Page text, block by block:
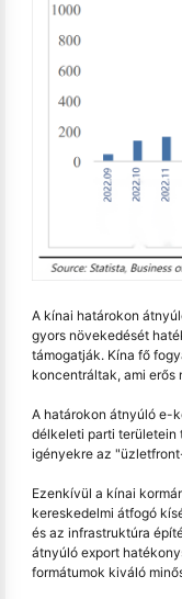
A kínai határokon
gyors növekedését
támogatják. Kína fő
koncentráltak, ami erős
A határokon átnyúló e-
délkeleti parti területein
igényekre az
Ezenkívül a kínai
kereskedelmi átfogó
és az infrastruktúra
átnyúló export
formátumok kiváló